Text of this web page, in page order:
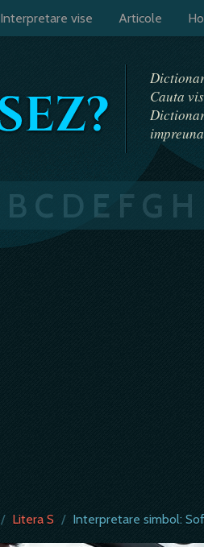
Interpretare vise Articole
Cauta
B C D E F G H
/ Litera S / Interpretare simbol: